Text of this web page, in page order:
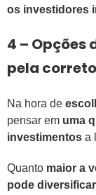
os investidores
4 – Opções
pela
Na hora de
pensar em uma
investimentos a
Quanto maior a
pode